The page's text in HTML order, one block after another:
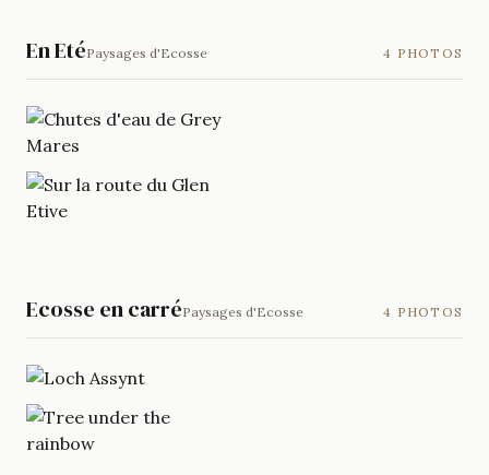
En EtéPaysages d'Ecosse 4 PHOTOS
Ecosse en carréPaysages d'Ecosse 4 PHOTOS